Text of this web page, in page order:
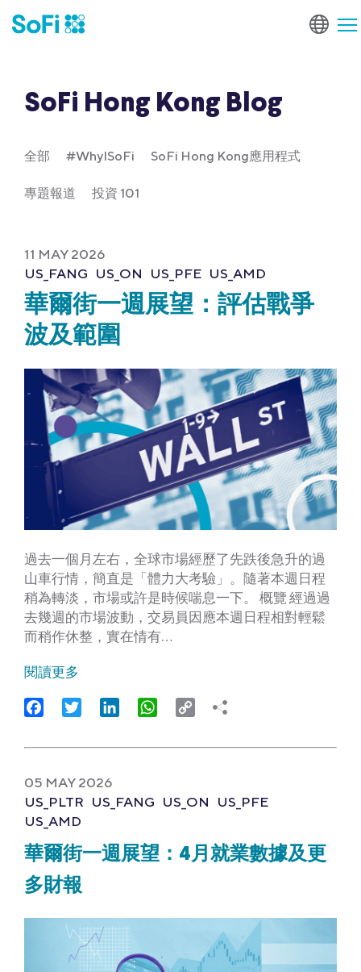
SoFi Hong Kong Blog
全部 #WhyISoFi SoFi Hong Kong應用程式
專題報道 投資 101
11 MAY 2026
US_FANG US_ON US_PFE US_AMD
華爾街一週展望：評估戰爭
波及範圍
過去一個月左右，全球市場經歷了先跌後急升的過
山車行情，簡直是「體力大考驗」。隨著本週日程
稍為轉淡，市場或許是時候喘息一下。 概覽 經過過
去幾週的市場波動，交易員因應本週日程相對輕鬆
而稍作休整，實在情有…
閱讀更多
FacebookTwitter LinkedIn WhatsApp
Copy
05 MAY 2026
US_PLTR US_FANG US_ON
US_PFE
US_AMD
華爾街一週展望：4月就業數據及更
多財報